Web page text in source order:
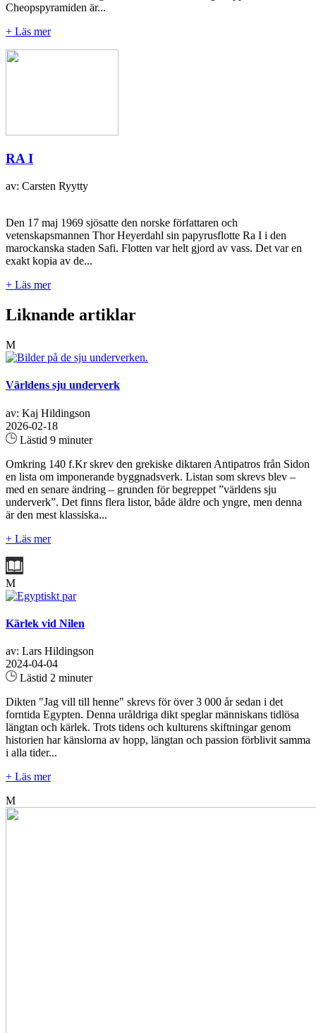
Cheopspyramiden är...
+ Läs mer
RA I
av: Carsten Ryytty
Den 17 maj 1969 sjösatte den norske författaren och
vetenskapsmannen Thor Heyerdahl sin papyrusflotte Ra I i den
marockanska staden Safi. Flotten var helt gjord av vass. Det var en
exakt kopia av de...
+ Läs mer
Liknande artiklar
M
Världens sju underverk
av: Kaj Hildingson
2026-02-18
Lästid 9 minuter
Omkring 140 f.Kr skrev den grekiske diktaren Antipatros från Sidon
en lista om imponerande byggnadsverk. Listan som skrevs blev –
med en senare ändring – grunden för begreppet ”världens sju
underverk”. Det finns flera listor, både äldre och yngre, men denna
är den mest klassiska...
+ Läs mer
M
Kärlek vid Nilen
av: Lars Hildingson
2024-04-04
Lästid 2 minuter
Dikten "Jag vill till henne" skrevs för över 3 000 år sedan i det
forntida Egypten. Denna uråldriga dikt speglar människans tidlösa
längtan och kärlek. Trots tidens och kulturens skiftningar genom
historien har känslorna av hopp, längtan och passion förblivit samma
i alla tider...
+ Läs mer
M